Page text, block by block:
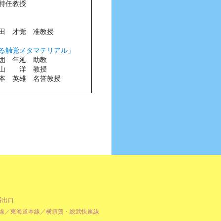
任教授
田 才覚 准教授
覚メタマテリアル」
囲 年延 助教
洋 教授
誉教授
口
／東海道本線／横須賀・総武快速線